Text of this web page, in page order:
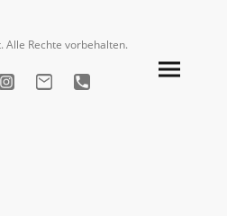
Rechte vorbehalten.